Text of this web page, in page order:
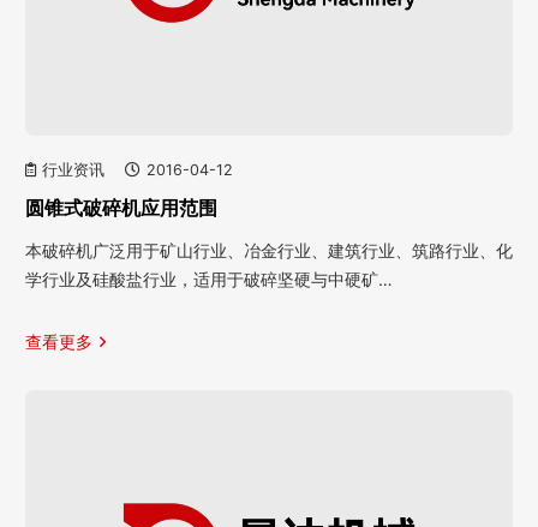
行业资讯 2016-04-12
圆锥式破碎机应用范围
本破碎机广泛用于矿山行业、冶金行业、建筑行业、筑路行业、化
学行业及硅酸盐行业，适用于破碎坚硬与中硬矿…
查看更多